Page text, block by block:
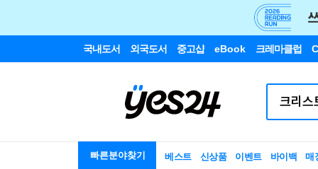
국내도서 외국도서 중고샵 eBook 크레마클럽
빠른분야찾기 베스트 신상품 이벤트 바이백 매